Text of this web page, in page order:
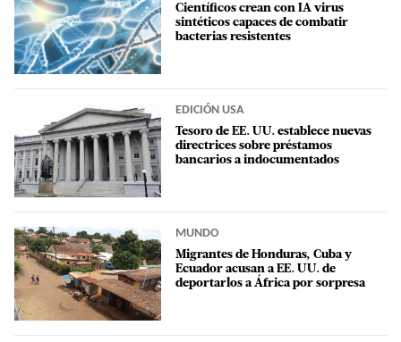
Científicos crean con IA virus
sintéticos capaces de combatir
bacterias resistentes
EDICIÓN USA
Tesoro de EE. UU. establece nuevas
directrices sobre préstamos
bancarios a indocumentados
MUNDO
Migrantes de Honduras, Cuba y
Ecuador acusan a EE. UU. de
deportarlos a África por sorpresa